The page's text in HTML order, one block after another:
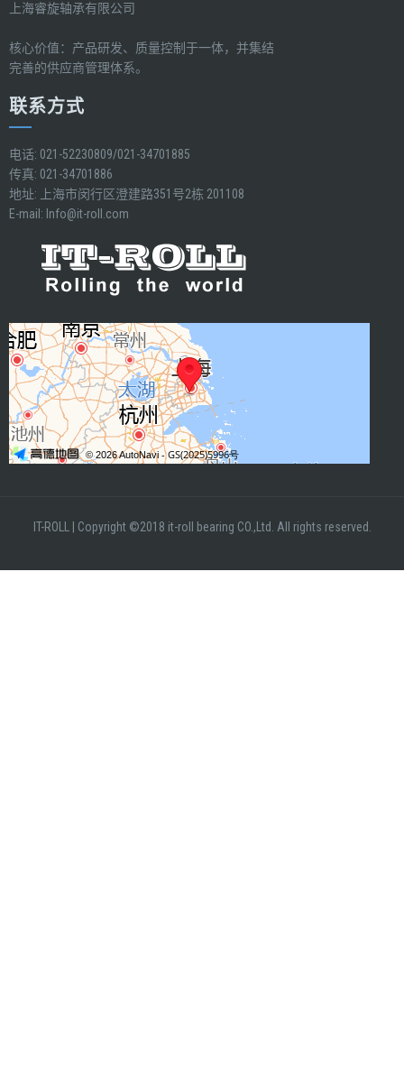
上海睿旋轴承有限公司
核心价值：产品研发、质量控制于一体，并集结
完善的供应商管理体系。
联系方式
电话: 021-52230809/021-34701885
传真: 021-34701886
地址: 上海市闵行区澄建路351号2栋 201108
E-mail: Info@it-roll.com
IT-ROLL Copyright ©2018 it-roll bearing CO.,Ltd. All rights reserved.